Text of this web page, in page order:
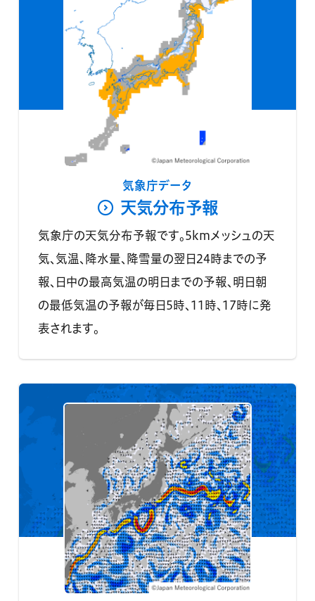
気象庁データ
天気分布予報
気象庁の天気分布予報です。5kmメッシュの天
気、気温、降水量、降雪量の翌日24時までの予
報、日中の最高気温の明日までの予報、明日朝
の最低気温の予報が毎日5時、11時、17時に発
表されます。